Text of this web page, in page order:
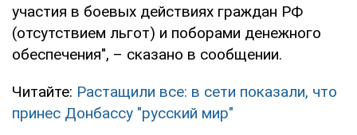
участия в боевых действиях граждан РФ
(отсутствием льгот) и поборами денежного
обеспечения", – сказано в сообщении.
Читайте: Растащили все: в сети показали, что
принес Донбассу "русский мир"